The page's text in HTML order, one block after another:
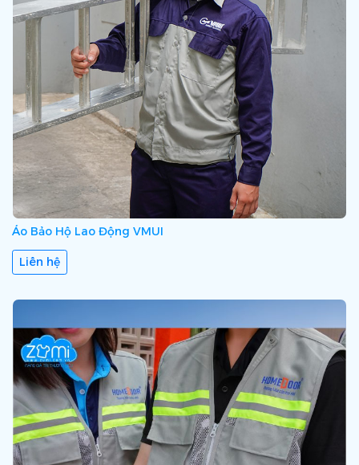
Áo Bảo Hộ Lao Động VMUI
Liên hệ